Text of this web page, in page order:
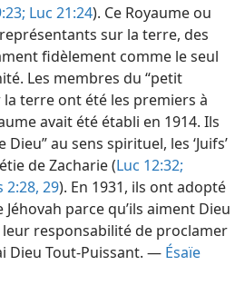
Luc 21:24). Ce Royaume ou
sur la terre, des
fidèlement comme le seul
Les membres du “petit
terre ont été les premiers à
avait été établi en 1914. Ils
au sens spirituel, les ‘Juifs’
de Zacharie (Luc 12:32;
2:28, 29). En 1931, ils ont adopté
parce qu’ils aiment Dieu
responsabilité de proclamer
Dieu Tout-Puissant. — Ésaïe